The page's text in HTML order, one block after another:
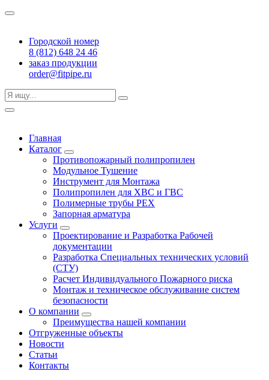
Городской номер
8 (812) 648 24 46
заказ продукции
order@fitpipe.ru
Главная
Каталог
Противопожарный полипропилен
Модульное Тушение
Инструмент для Монтажа
Полипропилен для ХВС и ГВС
Полимерные трубы PEX
Запорная арматура
Услуги
Проектирование и Разработка Рабочей
документации
Разработка Специальных технических условий
(СТУ)
Расчет Индивидуального Пожарного риска
Монтаж и техническое обслуживание систем
безопасности
О компании
Преимущества нашей компании
Отгруженные объекты
Новости
Статьи
Контакты